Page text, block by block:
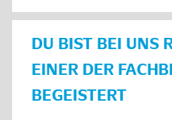
DU BIST BEI UNS
EINER DER
BEGEISTERT